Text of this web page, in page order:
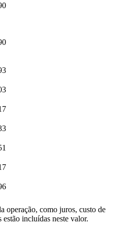
operação, como juros, custo de
incluídas neste valor.